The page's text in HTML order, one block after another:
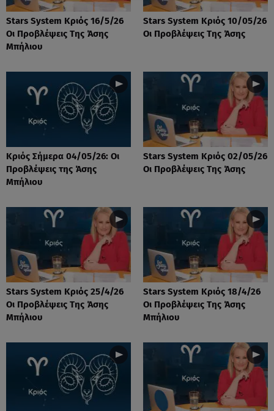
Stars System Κριός 16/5/26
Οι Προβλέψεις Της Άσης
Μπήλιου
Stars System Κριός 10/05/26
Οι Προβλέψεις Της Άσης
Κριός Σήμερα 04/05/26: Οι
Προβλέψεις της Άσης
Μπήλιου
Stars System Κριός 02/05/26
Οι Προβλέψεις Της Άσης
Stars System Κριός 25/4/26
Οι Προβλέψεις Της Άσης
Μπήλιου
Stars System Κριός 18/4/26
Οι Προβλέψεις Της Άσης
Μπήλιου